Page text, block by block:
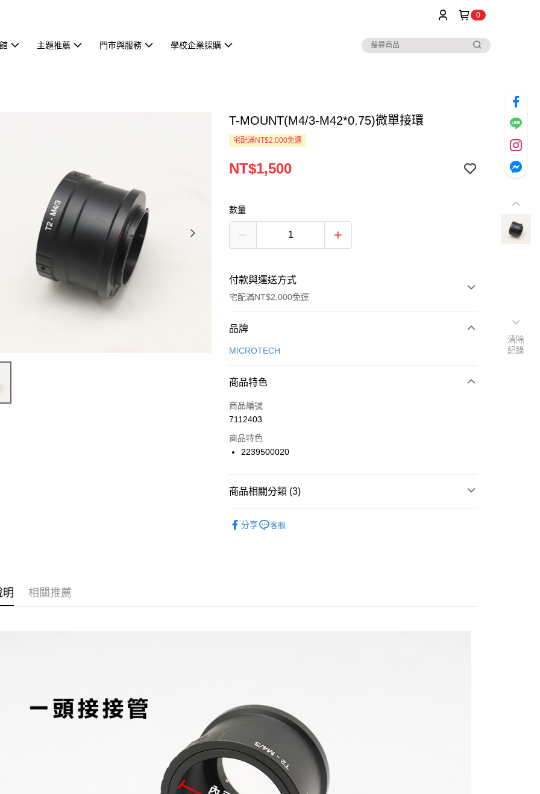
0
主題推薦 門市與服務 學校企業採購
T-MOUNT(M4/3-M42*0.75)微單接環
宅配滿NT$2,000免運
NT$1,500
數量
付款與運送方式
宅配滿NT$2,000免運
付款方式
信用卡一次付款
ATM付款
運送方式
每筆NT$100，滿NT$2,000(含以上)免運費
每筆NT$180，滿NT$2,000(含以上)免運費
品牌
MICROTECH
商品特色
商品編號
7112403
商品特色
2239500020
商品相關分類 (3)
分享 客服
明 相關推薦
清除
紀錄